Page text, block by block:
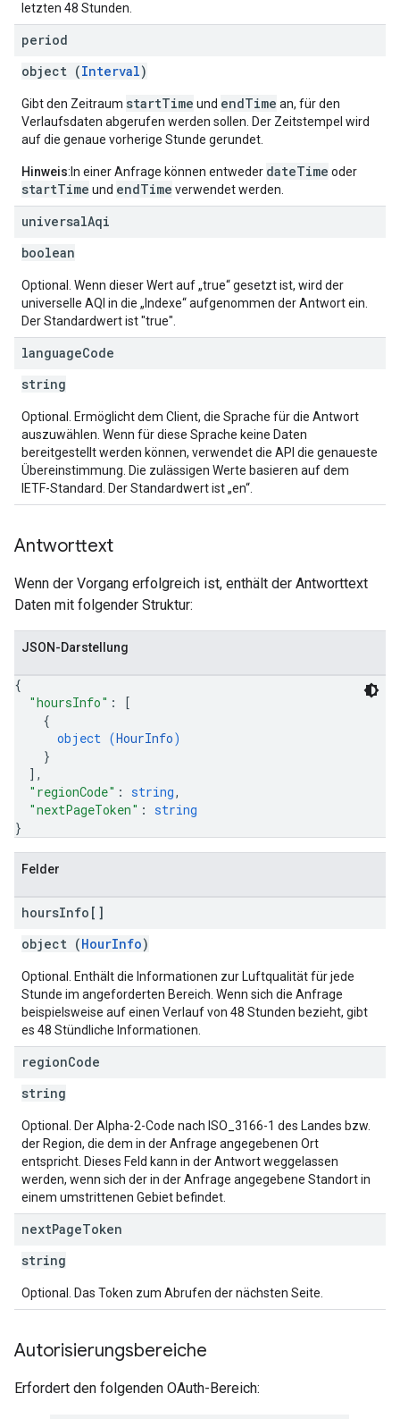
letzten 48 Stunden.
period
object (Interval)
Gibt den Zeitraum startTime und endTime an, für den
Verlaufsdaten abgerufen werden sollen. Der Zeitstempel wird
auf die genaue vorherige Stunde gerundet.
Hinweis:In einer Anfrage können entweder dateTime oder
startTime und endTime verwendet werden.
universalAqi
boolean
Optional. Wenn dieser Wert auf „true“ gesetzt ist, wird der
universelle AQI in die „Indexe“ aufgenommen der Antwort ein.
Der Standardwert ist "true".
languageCode
string
Optional. Ermöglicht dem Client, die Sprache für die Antwort
auszuwählen. Wenn für diese Sprache keine Daten
bereitgestellt werden können, verwendet die API die genaueste
Übereinstimmung. Die zulässigen Werte basieren auf dem
IETF-Standard. Der Standardwert ist „en“.
Antworttext
Wenn der Vorgang erfolgreich ist, enthält der Antworttext
Daten mit folgender Struktur:
JSON-Darstellung
{
"hoursInfo" :
[
{
object (HourInfo)
}
] ,
"regionCode" : string,
"nextPageToken" : string
}
Felder
hoursInfo[]
object (HourInfo)
Optional. Enthält die Informationen zur Luftqualität für jede
Stunde im angeforderten Bereich. Wenn sich die Anfrage
beispielsweise auf einen Verlauf von 48 Stunden bezieht, gibt
es 48 Stündliche Informationen.
regionCode
string
Optional. Der Alpha-2-Code nach ISO_3166-1 des Landes bzw.
der Region, die dem in der Anfrage angegebenen Ort
entspricht. Dieses Feld kann in der Antwort weggelassen
werden, wenn sich der in der Anfrage angegebene Standort in
einem umstrittenen Gebiet befindet.
nextPageToken
string
Optional. Das Token zum Abrufen der nächsten Seite.
Autorisierungsbereiche
Erfordert den folgenden OAuth-Bereich: